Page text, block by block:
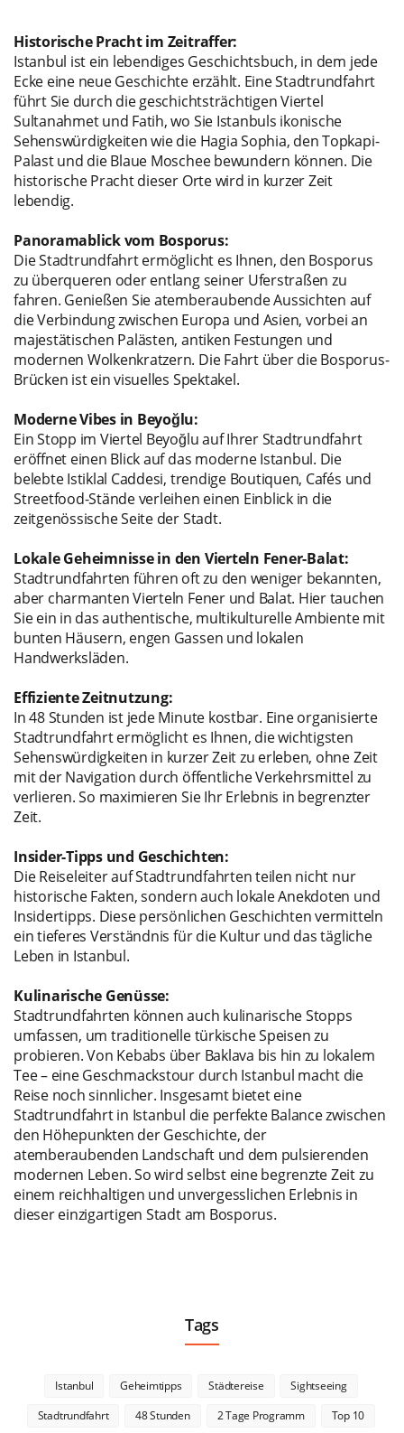
Historische Pracht im Zeitraffer:
Istanbul ist ein lebendiges Geschichtsbuch, in dem jede
Ecke eine neue Geschichte erzählt. Eine Stadtrundfahrt
führt Sie durch die geschichtsträchtigen Viertel
Sultanahmet und Fatih, wo Sie Istanbuls ikonische
Sehenswürdigkeiten wie die Hagia Sophia, den Topkapi-
Palast und die Blaue Moschee bewundern können. Die
historische Pracht dieser Orte wird in kurzer Zeit
lebendig.
Panoramablick vom Bosporus:
Die Stadtrundfahrt ermöglicht es Ihnen, den Bosporus
zu überqueren oder entlang seiner Uferstraßen zu
fahren. Genießen Sie atemberaubende Aussichten auf
die Verbindung zwischen Europa und Asien, vorbei an
majestätischen Palästen, antiken Festungen und
modernen Wolkenkratzern. Die Fahrt über die Bosporus-
Brücken ist ein visuelles Spektakel.
Moderne Vibes in Beyoğlu:
Ein Stopp im Viertel Beyoğlu auf Ihrer Stadtrundfahrt
eröffnet einen Blick auf das moderne Istanbul. Die
belebte Istiklal Caddesi, trendige Boutiquen, Cafés und
Streetfood-Stände verleihen einen Einblick in die
zeitgenössische Seite der Stadt.
Lokale Geheimnisse in den Vierteln Fener-Balat:
Stadtrundfahrten führen oft zu den weniger bekannten,
aber charmanten Vierteln Fener und Balat. Hier tauchen
Sie ein in das authentische, multikulturelle Ambiente mit
bunten Häusern, engen Gassen und lokalen
Handwerksläden.
Effiziente Zeitnutzung:
In 48 Stunden ist jede Minute kostbar. Eine organisierte
Stadtrundfahrt ermöglicht es Ihnen, die wichtigsten
Sehenswürdigkeiten in kurzer Zeit zu erleben, ohne Zeit
mit der Navigation durch öffentliche Verkehrsmittel zu
verlieren. So maximieren Sie Ihr Erlebnis in begrenzter
Zeit.
Insider-Tipps und Geschichten:
Die Reiseleiter auf Stadtrundfahrten teilen nicht nur
historische Fakten, sondern auch lokale Anekdoten und
Insidertipps. Diese persönlichen Geschichten vermitteln
ein tieferes Verständnis für die Kultur und das tägliche
Leben in Istanbul.
Kulinarische Genüsse:
Stadtrundfahrten können auch kulinarische Stopps
umfassen, um traditionelle türkische Speisen zu
probieren. Von Kebabs über Baklava bis hin zu lokalem
Tee – eine Geschmackstour durch Istanbul macht die
Reise noch sinnlicher. Insgesamt bietet eine
Stadtrundfahrt in Istanbul die perfekte Balance zwischen
den Höhepunkten der Geschichte, der
atemberaubenden Landschaft und dem pulsierenden
modernen Leben. So wird selbst eine begrenzte Zeit zu
einem reichhaltigen und unvergesslichen Erlebnis in
dieser einzigartigen Stadt am Bosporus.
Tags
Istanbul Geheimtipps Städtereise
Sightseeing
Stadtrundfahrt
48 Stunden 2 Tage Programm Top 10